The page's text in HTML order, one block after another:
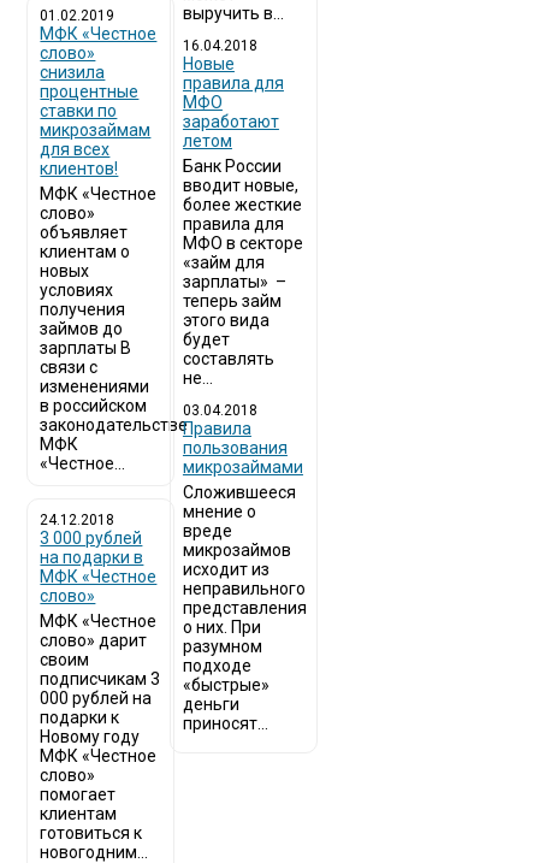
01.02.2019
МФК «Честное
слово»
снизила
процентные
ставки по
микрозаймам
для всех
клиентов!
МФК «Честное
слово»
объявляет
клиентам о
новых
условиях
получения
займов до
зарплаты В
связи с
изменениями
в российском
законодательстве
МФК
«Честное...
24.12.2018
3 000 рублей
на подарки в
МФК «Честное
слово»
МФК «Честное
слово» дарит
своим
подписчикам 3
000 рублей на
подарки к
Новому году
МФК «Честное
слово»
помогает
клиентам
готовиться к
новогодним...
выручить в...
16.04.2018
Новые
правила для
МФО
заработают
летом
Банк России
вводит новые,
более жесткие
правила для
МФО в секторе
«займ для
зарплаты» –
теперь займ
этого вида
будет
составлять
не...
03.04.2018
​Правила
пользования
микрозаймами
Сложившееся
мнение о
вреде
микрозаймов
исходит из
неправильного
представления
о них. При
разумном
подходе
«быстрые»
деньги
приносят...